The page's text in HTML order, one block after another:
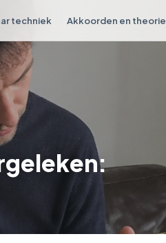
techniek Akkoorden en theorie